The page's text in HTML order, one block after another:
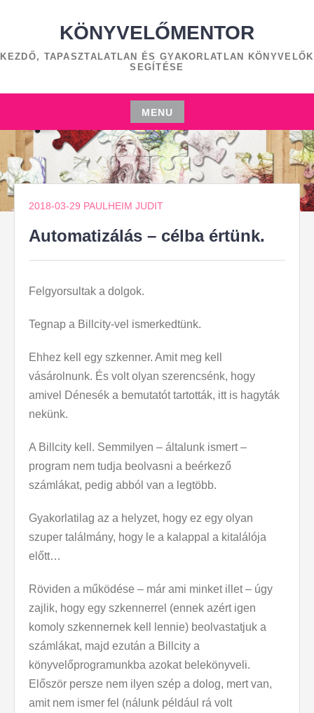
KÖNYVELŐMENTOR
KEZDŐ, TAPASZTALATLAN ÉS GYAKORLATLAN KÖNYVELŐK
SEGÍTÉSE
MENU
Skip
to
content
2018-03-29 PAULHEIM JUDIT
Automatizálás – célba értünk.
Felgyorsultak a dolgok.
Tegnap a Billcity-vel ismerkedtünk.
Ehhez kell egy szkenner. Amit meg kell
vásárolnunk. És volt olyan szerencsénk, hogy
amivel Dénesék a bemutatót tartották, itt is hagyták
nekünk.
A Billcity kell. Semmilyen – általunk ismert –
program nem tudja beolvasni a beérkező
számlákat, pedig abból van a legtöbb.
Gyakorlatilag az a helyzet, hogy ez egy olyan
szuper találmány, hogy le a kalappal a kitalálója
előtt…
Röviden a működése – már ami minket illet – úgy
zajlik, hogy egy szkennerrel (ennek azért igen
komoly szkennernek kell lennie) beolvastatjuk a
számlákat, majd ezután a Billcity a
könyvelőprogramunkba azokat belekönyveli.
Először persze nem ilyen szép a dolog, mert van,
amit nem ismer fel (nálunk például rá volt